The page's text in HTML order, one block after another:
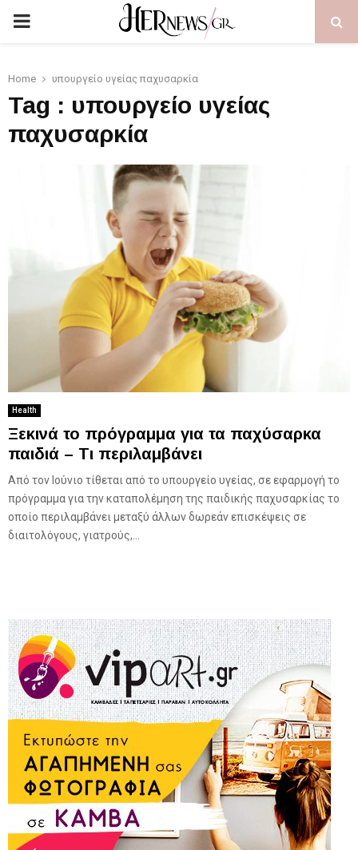
PRIMARY
Home υπουργείο υγείας παχυσαρκία
Tag : υπουργείο υγείας
παχυσαρκία
Health
Ξεκινά το πρόγραμμα για τα παχύσαρκα
παιδιά – Τι περιλαμβάνει
Από τον Ιούνιο τίθεται από το υπουργείο υγείας, σε εφαρμογή το
πρόγραμμα για την καταπολέμηση της παιδικής παχυσαρκίας το
οποίο περιλαμβάνει μεταξύ άλλων δωρεάν επισκέψεις σε
διαιτολόγους, γιατρούς,...